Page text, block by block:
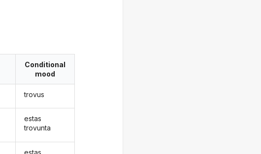
Conditional
mood
trovus
estas
trovunta
estas